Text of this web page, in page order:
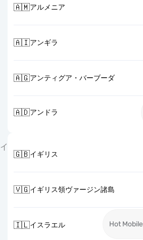
🇦🇲アルメニア
🇦🇮アンギラ
🇦🇬アンティグア・バーブーダ
🇦🇩アンドラ
イ
🇬🇧イギリス
🇻🇬イギリス領ヴァージン諸島
🇮🇱イスラエル Hot Mobile